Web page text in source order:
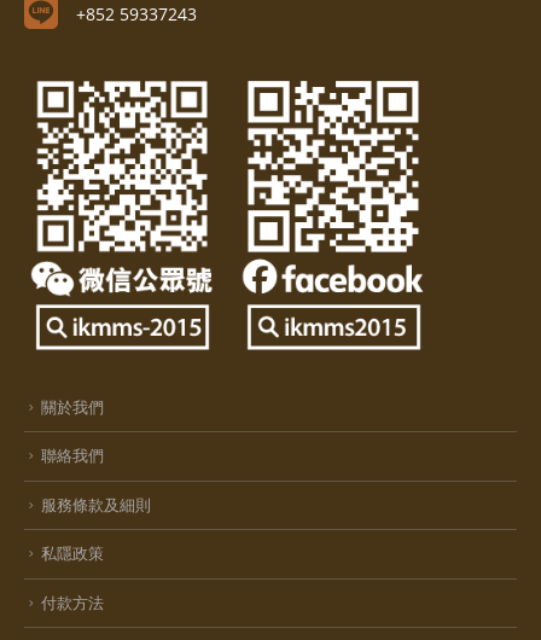
+852 59337243
關於我們
聯絡我們
服務條款及細則
私隱政策
付款方法